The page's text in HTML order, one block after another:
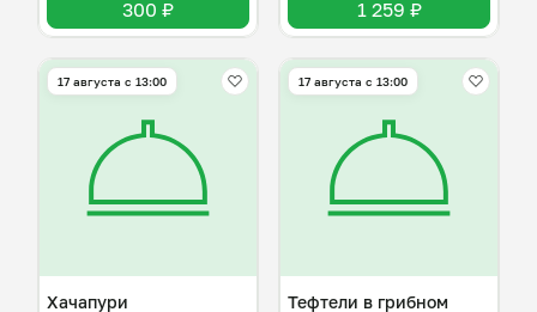
300 ₽ 1 259 ₽
17 августа с 13:00
Хачапури
17 августа с 13:00
Тефтели в грибном